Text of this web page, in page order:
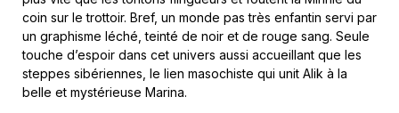
coin sur le trottoir. Bref, un monde pas très enfantin servi par
un graphisme léché, teinté de noir et de rouge sang. Seule
touche d’espoir dans cet univers aussi accueillant que les
steppes sibériennes, le lien masochiste qui unit Alik à la
belle et mystérieuse Marina.